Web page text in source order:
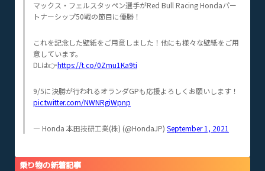
マックス・フェルスタッペン選手がRed Bull Racing Hondaパー
トナーシップ50戦の節目に優勝！
これを記念した壁紙をご用意しました！他にも様々な壁紙をご用
意しています。
DLは👉https://t.co/0Zmu1Ka9ti
9/5に決勝が行われるオランダGPも応援よろしくお願いします！
pic.twitter.com/NWNRgiWpnp
— Honda 本田技研工業(株) (@HondaJP) September 1, 2021
乗り物の新着記事